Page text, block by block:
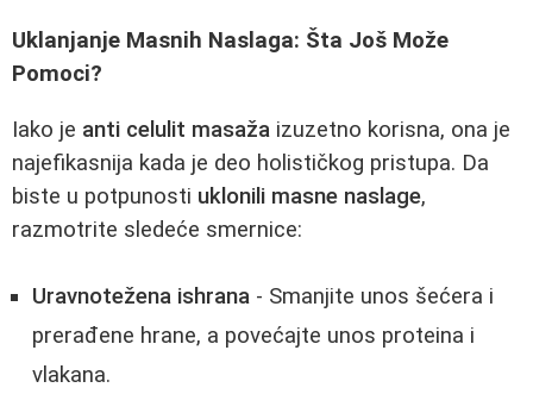
Uklanjanje Masnih Naslaga: Šta Još Može
Pomoci?
Iako je anti celulit masaža izuzetno korisna, ona je
najefikasnija kada je deo holističkog pristupa. Da
biste u potpunosti uklonili masne naslage,
razmotrite sledeće smernice:
Uravnotežena ishrana - Smanjite unos šećera i
prerađene hrane, a povećajte unos proteina i
vlakana.